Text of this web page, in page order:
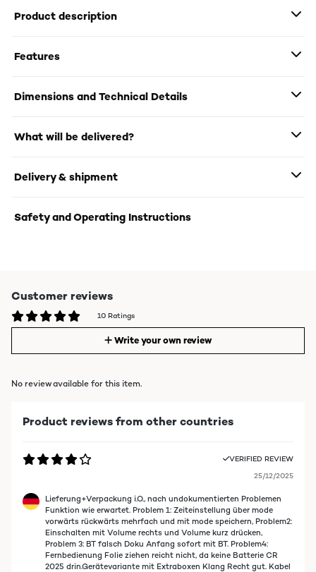
Product description
Features
Dimensions and Technical Details
What will be delivered?
Delivery & shipment
Safety and Operating Instructions
Customer reviews
10 Ratings
Write your own review
No review available for this item.
Product reviews from other countries
VERIFIED REVIEW
25/12/2025
Lieferung+Verpackung i.O., nach undokumentierten Problemen
Funktion wie erwartet. Problem 1: Zeiteinstellung über mode
vorwärts rückwärts mehrfach und mit mode speichern, Problem2:
Einschalten mit Volume rechts und Volume kurz drücken,
Problem 3: BT falsch Doku Anfang sofort mit BT. Problem4:
Fernbedienung Folie ziehen reicht nicht, da keine Batterie CR
2025 drin.Gerätevariante mit Extraboxen Klang Recht gut. Kabel